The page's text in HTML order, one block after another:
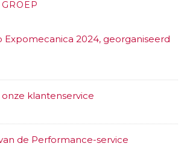
Expomecanica 2024, georganiseerd
klantenservice
de Performance-service